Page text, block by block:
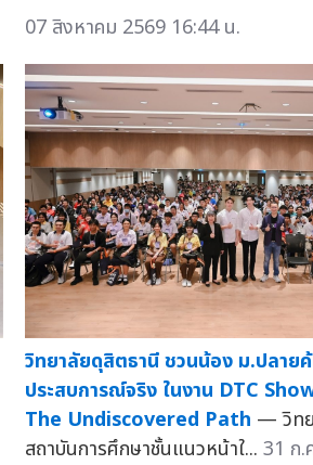
07 สิงหาคม 2569 16:44 น.
วิทยาลัยดุสิตธานี ชวนน้อง ม.ปลาย
ประสบการณ์จริง ในงาน DTC
The Undiscovered Path — วิท
สถาบันการศึกษาชั้นแนวหน้าใ... 31 ก.